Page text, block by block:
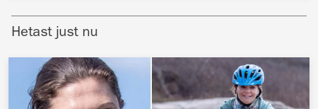
VÄRLDENS KUNGAHUS
Brittiska kungahuset
Norska kungahuset
REDAKTION
Hetast just nu